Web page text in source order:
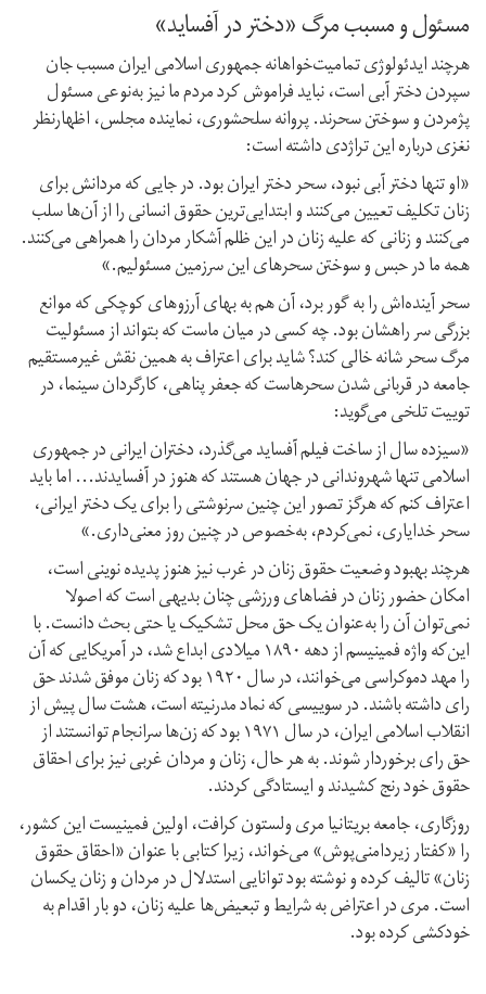
مسئول و مسبب مرگ «دختر در آفساید»
هرچند ایدئولوژی تمامیت‌خواهانه جمهوری اسلامی ایران مسبب جان
سپردن دختر آبی است، نباید فراموش کرد مردم ما نیز به‌نوعی مسئول
پژمردن و سوختن سحرند. پروانه سلحشوری، نماینده مجلس، اظهار‌نظر
نغزی درباره این تراژدی داشته است:
«او تنها دختر آبی نبود، سحر دختر ایران بود. در جایی که مردانش برای
زنان تکلیف تعیین می‌کنند و ابتدایی‌ترین حقوق انسانی‌ را از آن‌ها سلب
می‌کنند و زنانی که علیه زنان در این ظلم آشکار مردان را همراهی می‌کنند.
همه ما در حبس و سوختن سحرهای این سرزمین مسئولیم.»
سحر آینده‌اش را به گور برد، آن هم به بهای آرزوهای کوچکی که موانع
بزرگی سر راهشان بود. چه کسی در میان ماست که بتواند از مسئولیت
مرگ سحر شانه خالی کند؟ شاید برای اعتراف به همین نقش غیرمستقیم
جامعه در قربانی شدن سحرهاست که جعفر پناهی، کارگردان سینما، در
توییت تلخی می‌گوید:
«سیزده سال از ساخت فیلم آفساید می‌گذرد، دختران ایرانی در جمهوری
اسلامی تنها شهروندانی در جهان هستند که هنوز در آفسایدند... اما باید
اعتراف کنم که هرگز تصور این چنین سرنوشتی را برای یک دختر ایرانی،
سحر خدایاری، نمی‌کردم، به‌خصوص در چنین روز معنی‌داری.»
هرچند بهبود وضعیت حقوق زنان در غرب نیز هنوز پدیده نوینی است،
امکان حضور زنان در فضاهای ورزشی چنان بدیهی است که اصولا
نمی‌توان آن را به‌عنوان یک حق محل تشکیک یا حتی بحث دانست. با
این‌که واژه فمینیسم از دهه ۱۸۹۰ میلادی ابداع شد، در آمریکایی که آن
را مهد دموکراسی می‌خوانند، در سال ۱۹۲۰ بود که زنان موفق شدند حق
رای داشته باشند. در سوییسی که نماد مدرنیته است، هشت سال پیش از
انقلاب اسلامی ایران، در سال ۱۹۷۱ بود که زن‌ها سرانجام توانستند از
حق رای برخوردار شوند. به‌ هر حال، زنان و مردان غربی نیز برای احقاق
حقوق خود رنج کشیدند و ایستادگی کردند.
روزگاری، جامعه بریتانیا مری ولستون کرافت، اولین فمینیست این کشور،
را «کفتار زیردامنی‌پوش» می‌خواند، زیرا کتابی با عنوان «احقاق حقوق
زنان» تالیف کرده و نوشته بود توانایی استدلال در مردان و زنان یکسان
است. مری در اعتراض به شرایط و تبعیض‌‌ها علیه زنان، دو بار اقدام به
خودکشی کرده بود.